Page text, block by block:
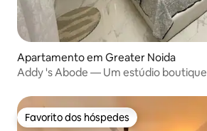
Apartamento em Greater Noida
Addy 's Abode — Um estúdio boutique
Favorito dos hóspedes
Favorito dos hóspedes